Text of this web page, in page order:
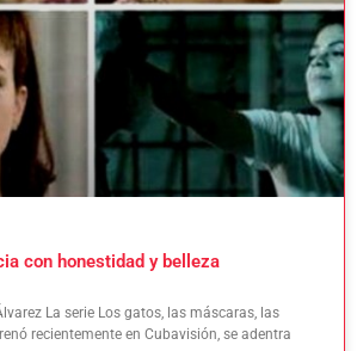
con honestidad y belleza
La serie Los gatos, las máscaras, las
recientemente en Cubavisión, se adentra